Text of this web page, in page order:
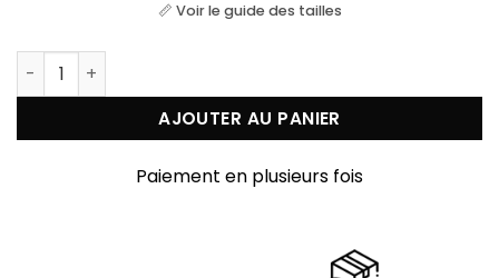
📏 Voir le guide des tailles
quantité de Boucles d'oreilles argent doré
AJOUTER AU PANIER
Paiement en plusieurs fois